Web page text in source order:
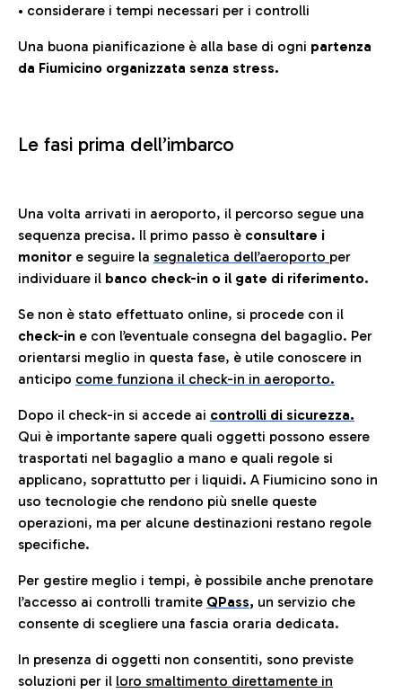
• considerare i tempi necessari per i controlli
Una buona pianificazione è alla base di ogni partenza
da Fiumicino organizzata senza stress.
Le fasi prima dell’imbarco
Una volta arrivati in aeroporto, il percorso segue una
sequenza precisa. Il primo passo è consultare i
monitor e seguire la segnaletica dell’aeroporto per
individuare il banco check-in o il gate di riferimento.
Se non è stato effettuato online, si procede con il
check-in e con l’eventuale consegna del bagaglio. Per
orientarsi meglio in questa fase, è utile conoscere in
anticipo come funziona il check-in in aeroporto.
Dopo il check-in si accede ai controlli di sicurezza.
Qui è importante sapere quali oggetti possono essere
trasportati nel bagaglio a mano e quali regole si
applicano, soprattutto per i liquidi. A Fiumicino sono in
uso tecnologie che rendono più snelle queste
operazioni, ma per alcune destinazioni restano regole
specifiche.
Per gestire meglio i tempi, è possibile anche prenotare
l’accesso ai controlli tramite QPass, un servizio che
consente di scegliere una fascia oraria dedicata.
In presenza di oggetti non consentiti, sono previste
soluzioni per il loro smaltimento direttamente in